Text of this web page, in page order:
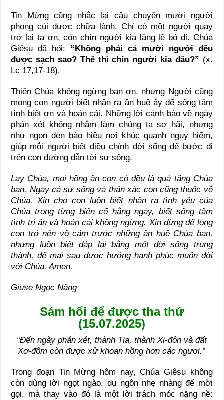
Tin Mừng cũng nhắc lại câu chuyện mười người
phong cùi được chữa lành. Chỉ có một người quay
trở lại tạ ơn, còn chín người kia lặng lẽ bỏ đi. Chúa
Giêsu đã hỏi: “Không phải cả mười người đều
được sạch sao? Thế thì chín người kia đâu?” (x.
Lc 17,17-18).
Thiên Chúa không ngừng ban ơn, nhưng Người cũng
mong con người biết nhận ra ân huệ ấy để sống tâm
tình biết ơn và hoán cải. Những lời cảnh báo về ngày
phán xét không nhằm làm chúng ta sợ hãi, nhưng
như ngọn đèn báo hiệu nơi khúc quanh nguy hiểm,
giúp mỗi người biết điều chỉnh đời sống để bước đi
trên con đường dẫn tới sự sống.
Lạy Chúa, mọi hồng ân con có đều là quà tặng Chúa
ban. Ngay cả sự sống và thân xác con cũng thuộc về
Chúa. Xin cho con luôn biết nhận ra tình yêu của
Chúa trong từng biến cố hằng ngày, biết sống tâm
tình tri ân và hoán cải không ngừng. Xin đừng để lòng
con trở nên vô cảm trước những ân huệ Chúa ban,
nhưng luôn biết đáp lại bằng một đời sống trung
thành, để mai sau được hưởng hạnh phúc muôn đời
với Chúa. Amen.
Giuse Ngọc Năng
Sám hối để được tha thứ
(15.07.2025)
“Đến ngày phán xét, thành Tia, thành Xi-đôn và đất
Xơ-đôm còn được xử khoan hồng hơn các ngươi.”
Trong đoạn Tin Mừng hôm nay, Chúa Giêsu không
còn dùng lời ngọt ngào, dụ ngôn nhẹ nhàng để mời
gọi, mà thay vào đó là một lời trách móc nặng nề: